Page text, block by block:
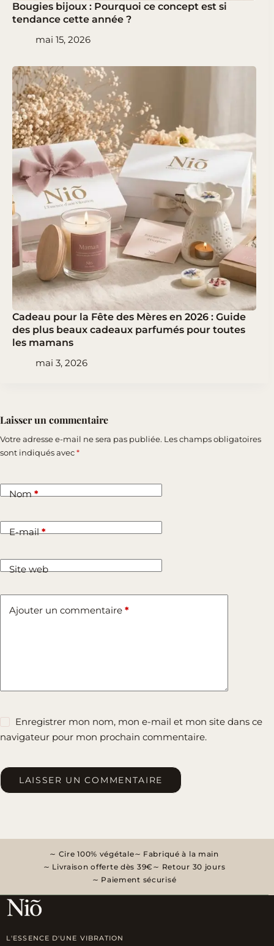
Bougies bijoux : Pourquoi ce concept est si
tendance cette année ?
mai 15, 2026
Cadeau pour la Fête des Mères en 2026 : Guide
des plus beaux cadeaux parfumés pour toutes
les mamans
mai 3, 2026
Laisser un commentaire
Votre adresse e-mail ne sera pas publiée. Les champs obligatoires
sont indiqués avec*
Nom*
E-mail*
Site web
Ajouter un commentaire *
Enregistrer mon nom, mon e-mail et mon site dans ce
navigateur pour mon prochain commentaire.
LAISSER UN COMMENTAIRE
Cire 100% végétale
Fabriqué à la main
Livraison offerte dès 39€
Retour 30 jours
Paiement sécurisé
L'ESSENCE D'UNE VIBRATION